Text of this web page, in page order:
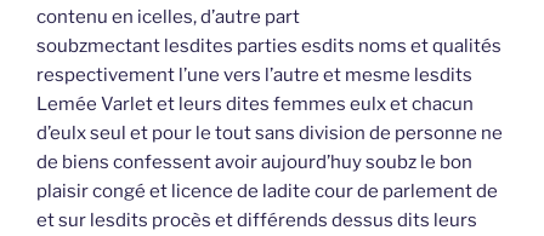
contenu en icelles, d’autre part
soubzmectant lesdites parties esdits noms et qualités
respectivement l’une vers l’autre et mesme lesdits
Lemée Varlet et leurs dites femmes eulx et chacun
d’eulx seul et pour le tout sans division de personne ne
de biens confessent avoir aujourd’huy soubz le bon
plaisir congé et licence de ladite cour de parlement de
et sur lesdits procès et différends dessus dits leurs